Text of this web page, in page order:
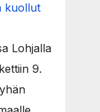
kuollut
Lohjalla
9.